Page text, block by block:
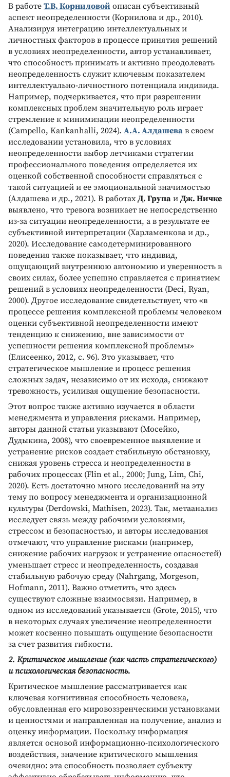
В работе Т.В. Корниловой описан субъективный
аспект неопределенности (Корнилова и др., 2010).
Анализируя интеграцию интеллектуальных и
личностных факторов в процессе принятия решений
в условиях неопределенности, автор устанавливает,
что способность принимать и активно преодолевать
неопределенность служит ключевым показателем
интеллектуально-личностного потенциала индивида.
Например, подчеркивается, что при разрешении
комплексных проблем значительную роль играет
стремление к минимизации неопределенности
(Campello, Kankanhalli, 2024). А.А. Алдашева в своем
исследовании установила, что в условиях
неопределенности выбор летчиками стратегии
профессионального поведения определяется их
оценкой собственной способности справляться с
такой ситуацией и ее эмоциональной значимостью
(Алдашева и др., 2021). В работахД. Група и Дж. Ничке
выявлено, что тревога возникает не непосредственно
из-за ситуации неопределенности, а в результате ее
субъективной интерпретации (Харламенкова и др.,
2020). Исследование самодетерминированного
поведения также показывает, что индивид,
ощущающий внутреннюю автономию и уверенность в
своих силах, более успешно справляется с принятием
решений в условиях неопределенности (Deci, Ryan,
2000). Другое исследование свидетельствует, что «в
процессе решения комплексной проблемы человеком
оценки субъективной неопределенности имеют
тенденцию к снижению, вне зависимости от
успешности решения комплексной проблемы»
(Елисеенко, 2012, с. 96). Это указывает, что
стратегическое мышление и процесс решения
сложных задач, независимо от их исхода, снижают
тревожность, усиливая ощущение безопасности.
Этот вопрос также активно изучается в области
менеджмента и управления рисками. Например,
авторы данной статьи указывают (Мосейко,
Дудыкина, 2008), что своевременное выявление и
устранение рисков создает стабильную обстановку,
снижая уровень стресса и неопределенности в
рабочих процессах (Flin et al., 2000; Jung, Lim, Chi,
2020). Есть достаточно много исследований на эту
тему по вопросу менеджмента и организационной
культуры (Derdowski, Mathisen, 2023). Так, метаанализ
исследует связь между рабочими условиями,
стрессом и безопасностью, и авторы исследования
отмечают, что управление рисками (например,
снижение рабочих нагрузок и устранение опасностей)
уменьшает стресс и неопределенность, создавая
стабильную рабочую среду (Nahrgang, Morgeson,
Hofmann, 2011). Важно отметить, что здесь
существуют сложные взаимосвязи. Например, в
одном из исследований указывается (Grote, 2015), что
в некоторых случаях увеличение неопределенности
может косвенно повышать ощущение безопасности
за счет развития гибкости.
2. Критическое мышление (как часть стратегического)
и психологическая безопасность.
Критическое мышление рассматривается как
ключевая когнитивная способность человека,
обусловленная его мировоззренческими установками
и ценностями и направленная на получение, анализ и
оценку информации. Поскольку информация
является основой информационно-психологического
воздействия, значение критического мышления
очевидно: эта способность позволяет субъекту